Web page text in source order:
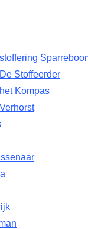
Stoffeerder
Kompas